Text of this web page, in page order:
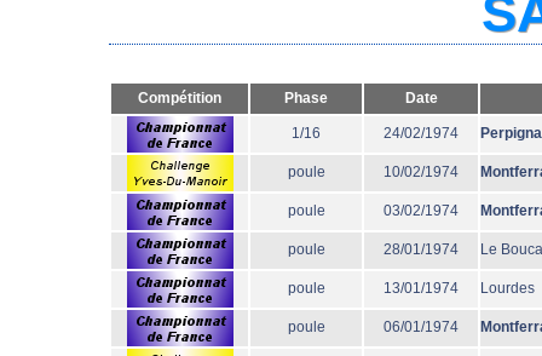
Compétition Phase Date
1/16 24/02/1974
poule 10/02/1974
poule 03/02/1974
poule 28/01/1974 Le
poule 13/01/1974 Lourdes
poule 06/01/1974